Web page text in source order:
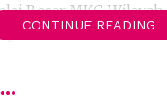
Besar MKG
CONTINUE READING